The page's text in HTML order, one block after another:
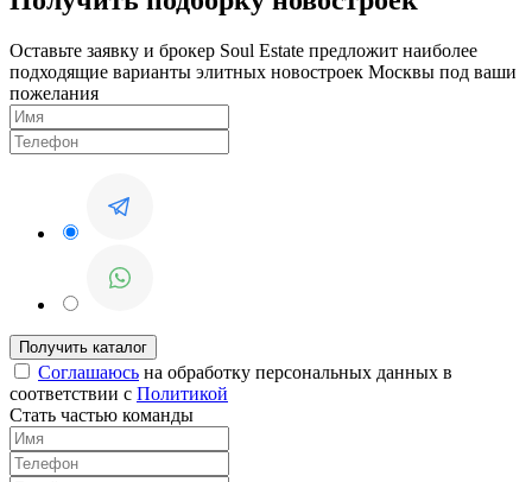
Оставьте заявку и брокер Soul Estate предложит наиболее
подходящие варианты элитных новостроек Москвы под ваши
пожелания
Соглашаюсь на обработку персональных данных в
соответствии с Политикой
Стать частью команды